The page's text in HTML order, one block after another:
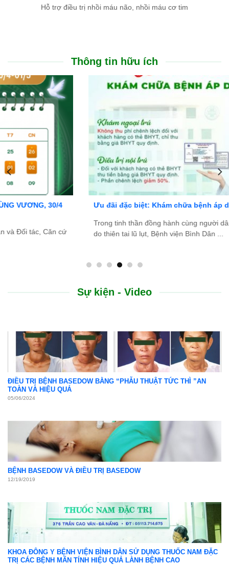
Hỗ trợ điều trị nhồi máu não, nhồi máu cơ tim
Thông tin hữu ích
Ưu đãi đặc biệt: Khám chữa bệnh áp dụng BHYT
Trong tinh thần đồng hành cùng người dân vượt qua khó khăn
do thiên tai lũ lụt, Bệnh viện Bình Dân ...
Sự kiện - Video
ĐIỀU TRỊ BỆNH BASEDOW BẰNG “PHẪU THUẬT TỨC THÌ ”AN
TOÀN VÀ HIỆU QUẢ
05/06/2024
BỆNH BASEDOW VÀ ĐIỀU TRỊ BASEDOW
12/19/2019
KHOA ĐÔNG Y BỆNH VIỆN BÌNH DÂN SỬ DỤNG THUỐC NAM ĐẶC
TRỊ CÁC BỆNH MÃN TÍNH HIỆU QUẢ LÀNH BỆNH CAO